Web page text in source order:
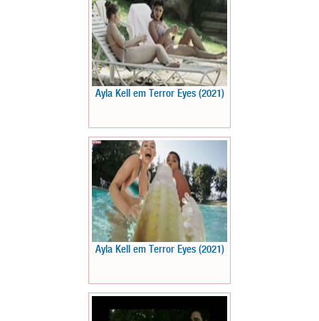
Ayla Kell em Terror Eyes (2021)
Ayla Kell em Terror Eyes (2021)